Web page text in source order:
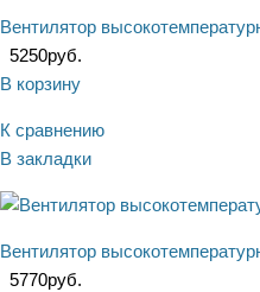
Вентилятор
5250руб.
В корзину
К сравнению
В закладки
Вентилятор
5770руб.